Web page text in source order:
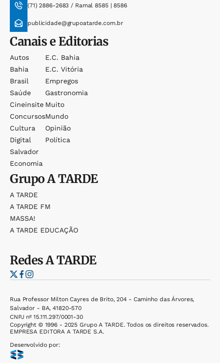
(71) 2886-2683 / Ramal 8585 | 8586
publicidade@grupoatarde.com.br
Canais e Editorias
Autos
Bahia
Brasil
Saúde
Cineinsite
Concursos
Cultura
Digital
Salvador
Economia
E.c. Bahia
E.c. Vitória
Empregos
Gastronomia
Muito
Mundo
Opinião
Política
GrupoA TARDE
A TARDE
A TARDE FM
MASSA!
A TARDE EDUCAÇÃO
RedesA TARDE
Rua Professor Milton Cayres de Brito, 204 - Caminho das Árvores,
Salvador - BA, 41820-570
CNPJ nº 15.111.297/0001-30
Copyright © 1996 - 2025 Grupo A TARDE. Todos os direitos reservados.
EMPRESA EDITORA A TARDE S.A.
Desenvolvido por: